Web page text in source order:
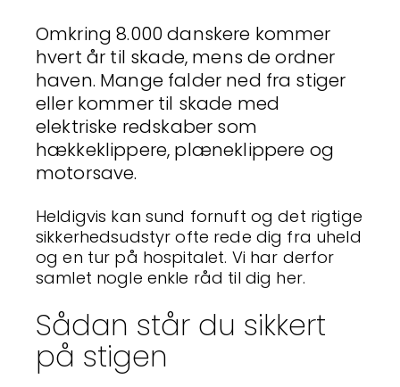
Omkring 8.000 danskere kommer
hvert år til skade, mens de ordner
haven. Mange falder ned fra stiger
eller kommer til skade med
elektriske redskaber som
hækkeklippere, plæneklippere og
motorsave.
Heldigvis kan sund fornuft og det rigtige
sikkerhedsudstyr ofte rede dig fra uheld
og en tur på hospitalet. Vi har derfor
samlet nogle enkle råd til dig her.
Sådan står du sikkert
på stigen